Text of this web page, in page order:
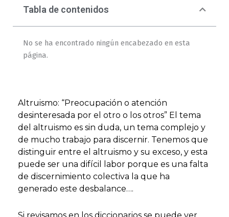
Tabla de contenidos
No se ha encontrado ningún encabezado en esta
página.
Altruismo: “Preocupación o atención
desinteresada por el otro o los otros” El tema
del altruismo es sin duda, un tema complejo y
de mucho trabajo para discernir. Tenemos que
distinguir entre el altruismo y su exceso, y esta
puede ser una difícil labor porque es una falta
de discernimiento colectiva la que ha
generado este desbalance….